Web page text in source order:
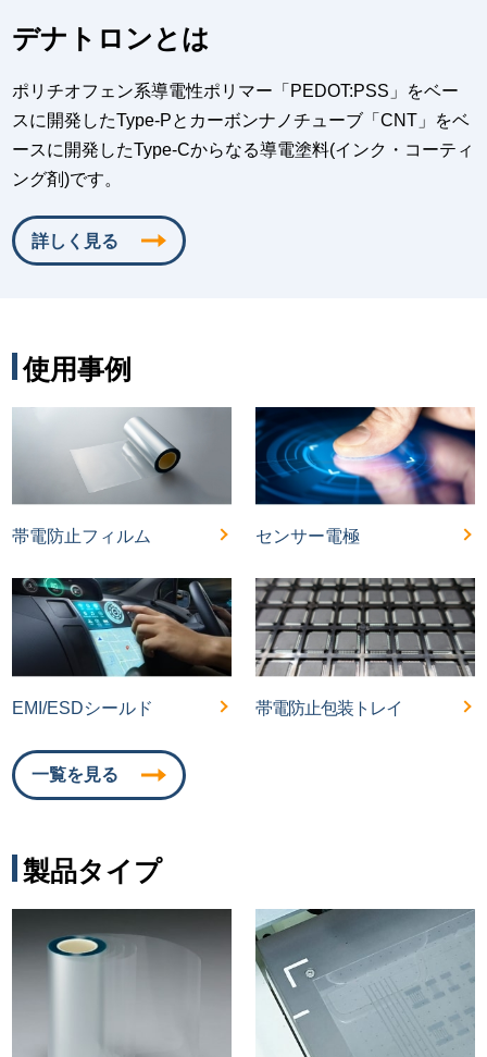
デナトロンとは
ポリチオフェン系導電性ポリマー「PEDOT:PSS」をベー
スに開発したType-Pとカーボンナノチューブ「CNT」をベ
ースに開発したType-Cからなる導電塗料(インク・コーティ
ング剤)です。
詳しく見る
使用事例
帯電防止フィルム センサー電極
EMI/ESDシールド 帯電防止包装トレイ
一覧を見る
製品タイプ